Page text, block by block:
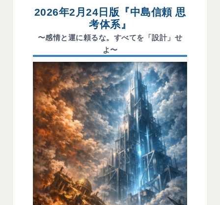
2026年2月24日版『中島信頼 思
考体系』
〜感情と運に頼るな。すべてを「設計」せ
よ〜